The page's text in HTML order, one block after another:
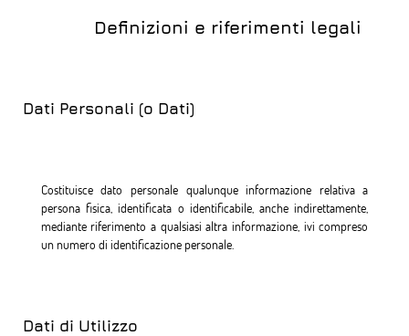
Definizioni e riferimenti legali
Dati Personali (o Dati)
Costituisce dato personale qualunque informazione relativa a
persona fisica, identificata o identificabile, anche indirettamente,
mediante riferimento a qualsiasi altra informazione, ivi compreso
un numero di identificazione personale.
Dati di Utilizzo